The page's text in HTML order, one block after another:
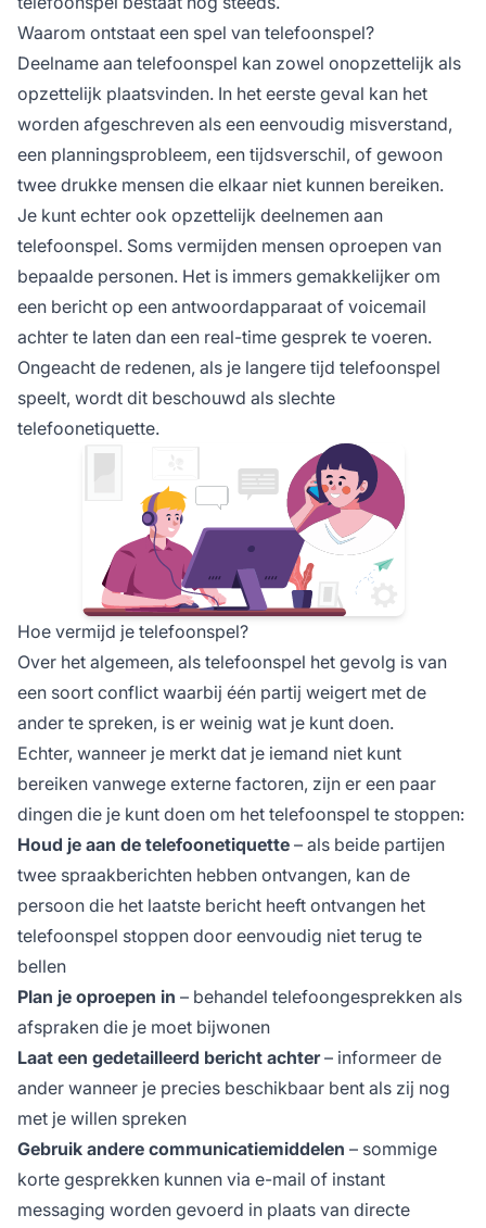
Waarom ontstaat een spel van telefoonspel?
Deelname aan telefoonspel kan zowel onopzettelijk als
opzettelijk plaatsvinden. In het eerste geval kan het
worden afgeschreven als een eenvoudig misverstand,
een planningsprobleem, een tijdsverschil, of gewoon
twee drukke mensen die elkaar niet kunnen bereiken.
Je kunt echter ook opzettelijk deelnemen aan
telefoonspel. Soms vermijden mensen oproepen van
bepaalde personen. Het is immers gemakkelijker om
een bericht op een antwoordapparaat of voicemail
achter te laten dan een real-time gesprek te voeren.
Ongeacht de redenen, als je langere tijd telefoonspel
speelt, wordt dit beschouwd als slechte
telefoonetiquette.
Hoe vermijd je telefoonspel?
Over het algemeen, als telefoonspel het gevolg is van
een soort conflict waarbij één partij weigert met de
ander te spreken, is er weinig wat je kunt doen.
Echter, wanneer je merkt dat je iemand niet kunt
bereiken vanwege externe factoren, zijn er een paar
dingen die je kunt doen om het telefoonspel te stoppen:
Houd je aan de telefoonetiquette – als beide partijen
twee spraakberichten hebben ontvangen, kan de
persoon die het laatste bericht heeft ontvangen het
telefoonspel stoppen door eenvoudig niet terug te
bellen
Plan je oproepen in – behandel telefoongesprekken als
afspraken die je moet bijwonen
Laat een gedetailleerd bericht achter– informeer de
ander wanneer je precies beschikbaar bent als zij nog
met je willen spreken
Gebruik andere communicatiemiddelen – sommige
korte gesprekken kunnen via e-mail of instant
messaging worden gevoerd in plaats van directe